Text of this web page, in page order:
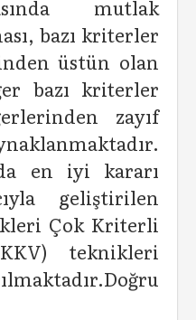
mutlak
bazı kriterler
üstün olan
bazı kriterler
zayıf
en iyi kararı
geliştirilen
Çok Kriterli
teknikleri